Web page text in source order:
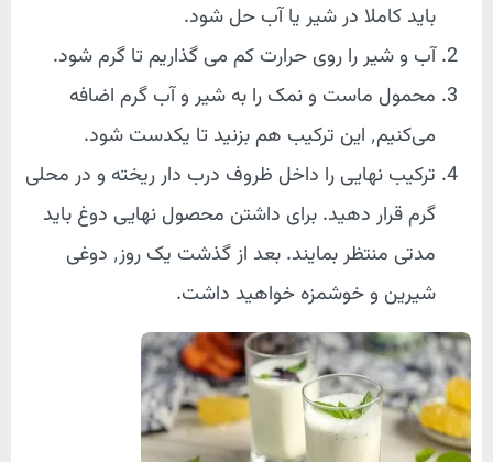
باید کاملا در شیر یا آب حل شود.
آب و شیر را روی حرارت کم می گذاریم تا گرم شود.
محمول ماست و نمک را به شیر و آب گرم اضافه
می‌کنیم٬ این ترکیب هم بزنید تا یکدست شود.
ترکیب نهایی را داخل ظروف درب دار ریخته و در محلی
گرم قرار دهید. برای داشتن محصول نهایی دوغ باید
مدتی منتظر بمایند. بعد از گذشت یک روز٬ دوغی
شیرین و خوشمزه خواهید داشت.